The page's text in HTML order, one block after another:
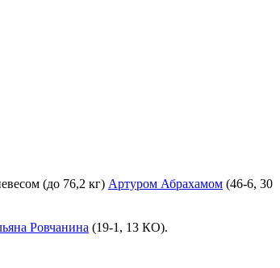
(до 76,2 кг) Артуром Абрахамом (46-6, 30
Ровчанина (19-1, 13 КО).